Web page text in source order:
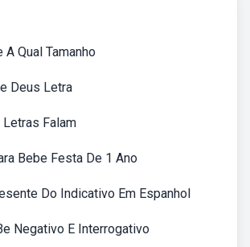
A Qual Tamanho
Deus Letra
Falam
Bebe Festa De 1 Ano
Do Indicativo Em Espanhol
Negativo E Interrogativo